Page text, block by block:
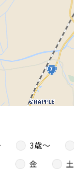
3歳〜
金
土